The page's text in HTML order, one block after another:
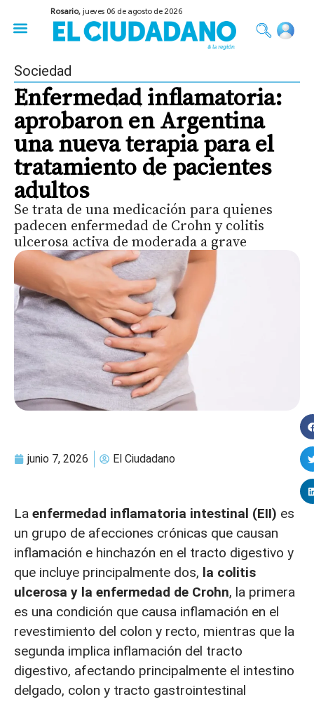
Rosario,jueves 06 de agosto de 2026
Sociedad
Enfermedad inflamatoria:
aprobaron en Argentina
una nueva terapia para el
tratamiento de pacientes
adultos
Se trata de una medicación para quienes
padecen enfermedad de Crohn y colitis
ulcerosa activa de moderada a grave
junio 7, 2026 El Ciudadano
La enfermedad inflamatoria intestinal (EII) es
un grupo de afecciones crónicas que causan
inflamación e hinchazón en el tracto digestivo y
que incluye principalmente dos, la colitis
ulcerosa y la enfermedad de Crohn, la primera
es una condición que causa inflamación en el
revestimiento del colon y recto, mientras que la
segunda implica inflamación del tracto
digestivo, afectando principalmente el intestino
delgado, colon y tracto gastrointestinal